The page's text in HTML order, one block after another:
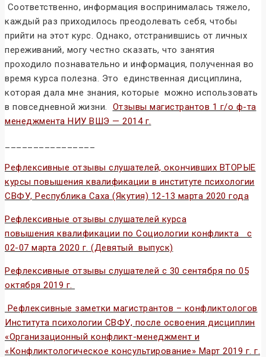
Соответственно, информация воспринималась тяжело,
каждый раз приходилось преодолевать себя, чтобы
прийти на этот курс. Однако, отстранившись от личных
переживаний, могу честно сказать, что занятия
проходило познавательно и информация, полученная во
время курса полезна. Это единственная дисциплина,
которая дала мне знания, которые можно использовать
в повседневной жизни. Отзывы магистрантов 1 г/о ф-та
менеджмента НИУ ВШЭ — 2014 г.
Рефлексивные отзывы слушателей, окончивших ВТОРЫЕ
курсы повышения квалификации в институте психологии
СВФУ, Республика Саха (Якутия) 12-13 марта 2020 года
Рефлексивные отзывы слушателей курса
повышения квалификации по Социологии конфликта с
02-07 марта 2020 г. (Девятый выпуск)
Рефлексивные отзывы слушателей с 30 сентября по 05
октября 2019 г.
Рефлексивные заметки магистрантов – конфликтологов
Института психологии СВФУ, после освоения дисциплин
«Организационный конфликт-менеджмент и
«Конфликтологическое консультирование» Март 2019 г. г.